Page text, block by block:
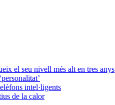
el seu nivell més alt en tres anys
intel·ligents
de la calor